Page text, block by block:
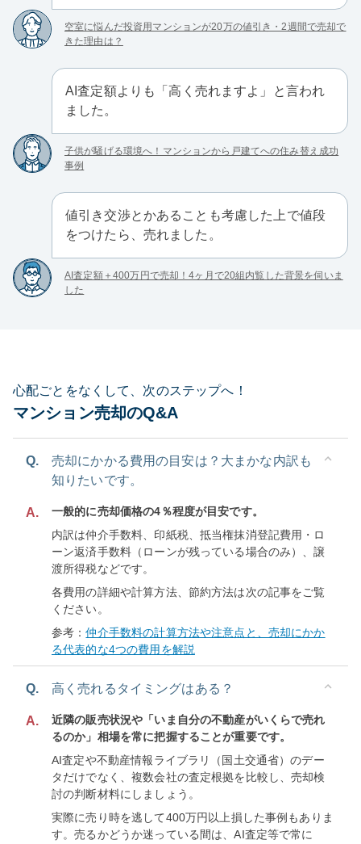
空室に悩んだ投資用マンションが20万の値引き・2週間で売却で
きた理由は？
AI査定額よりも「高く売れますよ」と言われ
ました。
子供が騒げる環境へ！マンションから戸建てへの住み替え成功
事例
値引き交渉とかあることも考慮した上で値段
をつけたら、売れました。
AI査定額＋400万円で売却！4ヶ月で20組内覧した背景を伺いま
した
心配ごとをなくして、次のステップへ！
マンション売却のQ&A
Q.
売却にかかる費用の目安は？大まかな内訳も
知りたいです。
A.
一般的に売却価格の4％程度が目安です。
内訳は仲介手数料、印紙税、抵当権抹消登記費用・ロ
ーン返済手数料（ローンが残っている場合のみ）、譲
渡所得税などです。
各費用の詳細や計算方法、節約方法は次の記事をご覧
ください。
参考：仲介手数料の計算方法や注意点と、売却にかか
る代表的な4つの費用を解説
Q. 高く売れるタイミングはある？
A.
近隣の販売状況や「いま自分の不動産がいくらで売れ
るのか」相場を常に把握することが重要です。
AI査定や不動産情報ライブラリ（国土交通省）のデー
タだけでなく、複数会社の査定根拠を比較し、売却検
討の判断材料にしましょう。
実際に売り時を逃して400万円以上損した事例もありま
す。売るかどうか迷っている間は、AI査定等で常に